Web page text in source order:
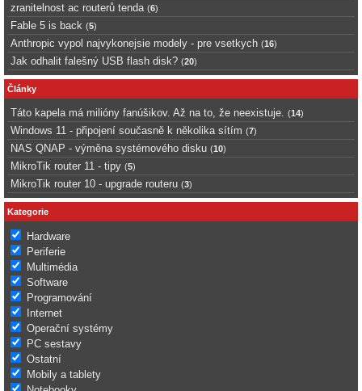
zranitelnost ac routerů tenda (6)
Fable 5 is back (5)
Anthropic vypol najvykonejsie modely - pre vsetkych (16)
Jak odhalit falešný USB flash disk? (20)
Články
Táto kapela má milióny fanúšikov. Až na to, že neexistuje. (14)
Windows 11 - připojení současně k několika sítím (7)
NAS QNAP - výměna systémového disku (10)
MikroTik router 11 - tipy (5)
MikroTik router 10 - upgrade routeru (3)
Kategorie
Hardware
Periferie
Multimédia
Software
Programování
Internet
Operační systémy
PC sestavy
Ostatní
Mobily a tablety